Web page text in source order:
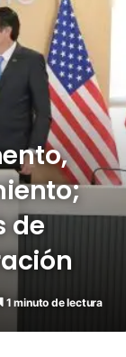
de
1 minuto de lectura